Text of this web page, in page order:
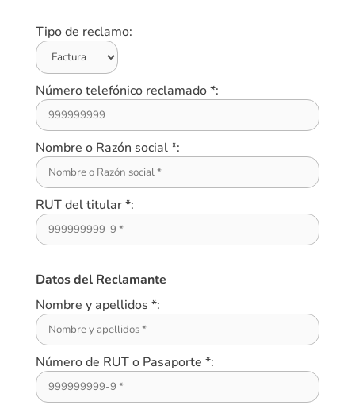
Tipo de reclamo:
Número telefónico reclamado *:
Nombre o Razón social *:
RUT del titular *:
Datos del Reclamante
Nombre y apellidos *:
Número de RUT o Pasaporte *: